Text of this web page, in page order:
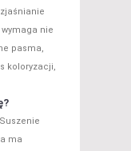
nie
pasma,
koloryzacji,
Suszenie
ma